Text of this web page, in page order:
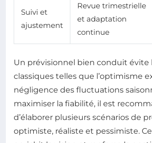
Suivi et
ajustement
Revue trimestrielle
et adaptation
continue
Un prévisionnel bien conduit évite
classiques telles que l’optimisme
négligence des fluctuations
maximiser la fiabilité, il est
d’élaborer plusieurs scénarios de
optimiste, réaliste et pessimiste.